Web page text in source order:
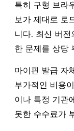
특히 구형 브라
보가 제대로 로
니다. 최신 버전
한 문제를 상당
마이핀 발급 자
부가적인 비용
이나 특정 기관
못한 수수료가